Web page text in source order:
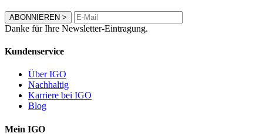
ABONNIEREN >
Danke für Ihre Newsletter-Eintragung.
Kundenservice
Über IGO
Nachhaltig
Karriere bei IGO
Blog
Mein IGO